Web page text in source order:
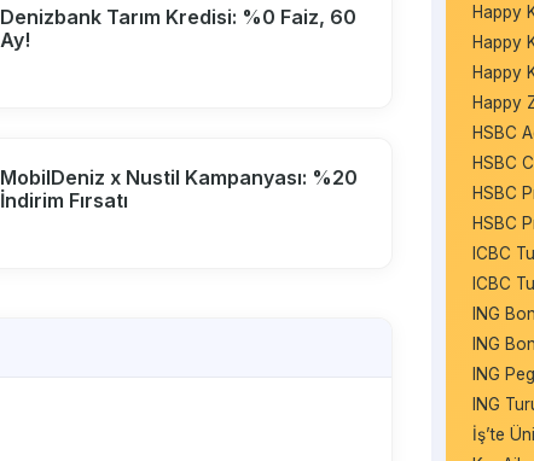
Denizbank Tarım Kredisi: %0 Faiz, 60
Ay!
MobilDeniz x Nustil Kampanyası: %20
İndirim Fırsatı
Happy
Happy
Happy
Happy
HSBC
HSBC
HSBC
HSBC
ICBC
ICBC
ING
ING
ING
ING
İş’te